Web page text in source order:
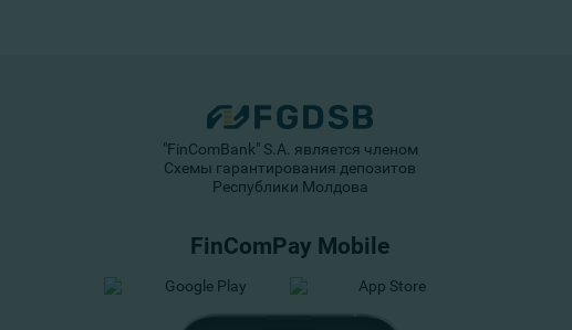
"FinComBank" S.A. является членом
Схемы гарантирования депозитов
Республики Молдова
FinComPay Mobile